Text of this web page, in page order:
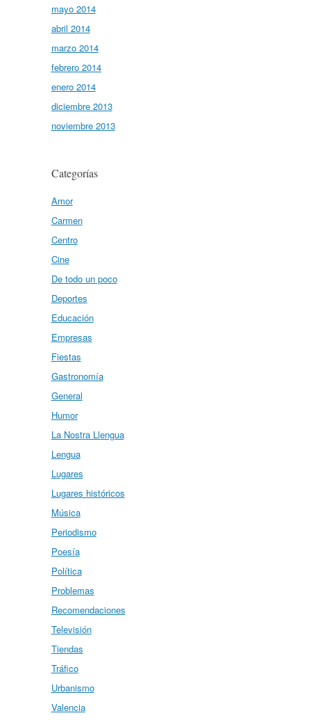
mayo 2014
abril 2014
marzo 2014
febrero 2014
enero 2014
diciembre 2013
noviembre 2013
Categorías
Amor
Carmen
Centro
Cine
De todo un poco
Deportes
Educación
Empresas
Fiestas
Gastronomía
General
Humor
La Nostra Llengua
Lengua
Lugares
Lugares históricos
Música
Periodismo
Poesía
Política
Problemas
Recomendaciones
Televisión
Tiendas
Tráfico
Urbanismo
Valencia